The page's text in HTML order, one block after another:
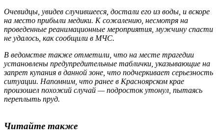
Очевидцы, увидев случившееся, достали его из воды, и вскоре
на место прибыли медики. К сожалению, несмотря на
проведенные реанимационные мероприятия, мужчину спасти
не удалось, как сообщили в МЧС.
В ведомстве также отметили, что на месте трагедии
установлены предупредительные таблички, указывающие на
запрет купания в данной зоне, что подчеркивает серьезность
ситуации. Напомним, что ранее в Красноярском крае
произошел похожий случай — подросток утонул, пытаясь
переплыть пруд.
Читайте также